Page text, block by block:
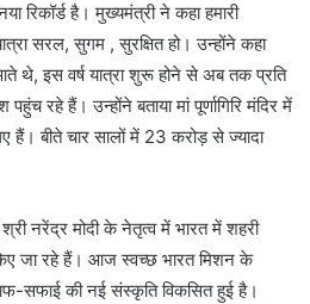
रिकॉर्ड है। मुख्यमंत्री ने कहा हमारी
सरल, सुगम , सुरक्षित हो। उन्होंने कहा
इस वर्ष यात्रा शुरू होने से अब तक प्रति
रहे हैं। उन्होंने बताया मां पूर्णागिरि मंदिर में
हैं। बीते चार सालों में 23 करोड़ से ज्यादा
नरेंद्र मोदी के नेतृत्व में भारत में शहरी
जा रहे हैं। आज स्वच्छ भारत मिशन के
सफाई की नई संस्कृति विकसित हुई है।